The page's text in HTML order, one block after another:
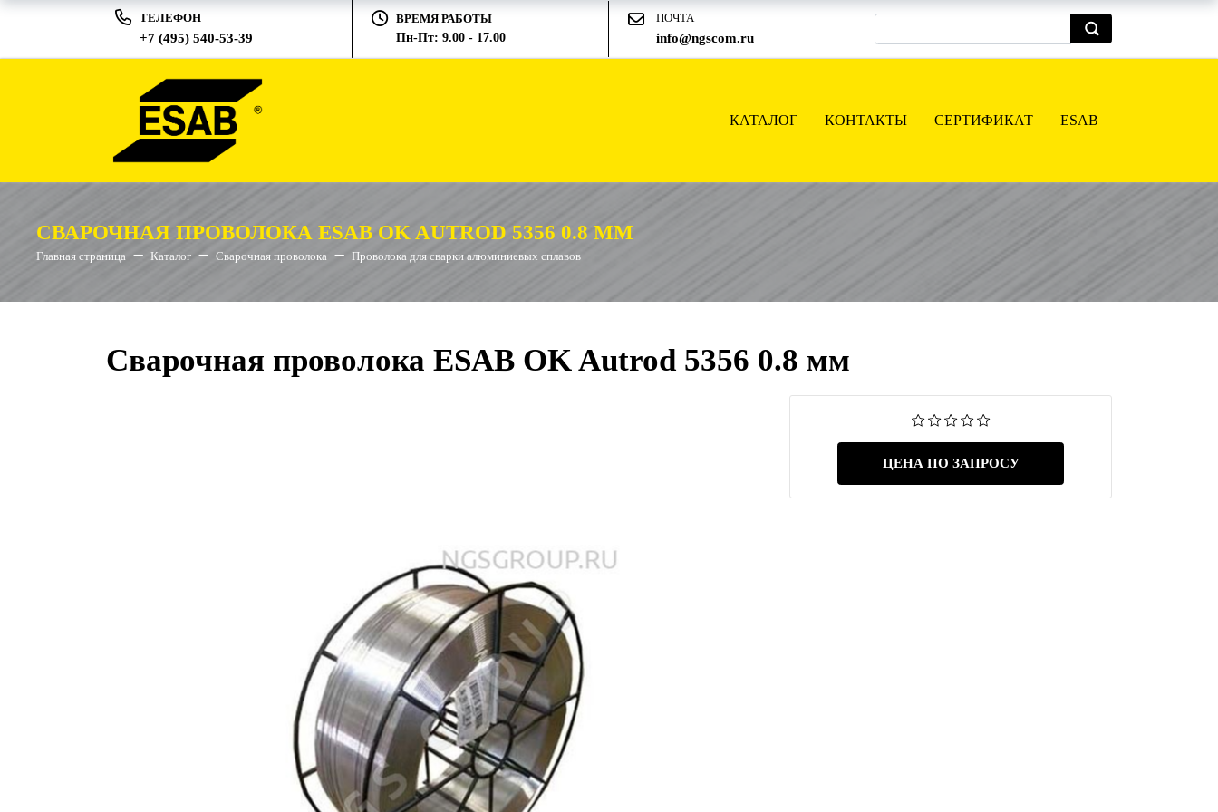
ТЕЛЕФОН
+7 (495) 540-53-39
ВРЕМЯ РАБОТЫ
Пн-Пт: 9.00 - 17.00
ПОЧТА
info@ngscom.ru
КАТАЛОГ КОНТАКТЫ СЕРТИФИКАТ ESAB
СВАРОЧНАЯ ПРОВОЛОКА ESAB OK AUTROD 5356 0.8 ММ
Главная страница Каталог Сварочная проволока Проволока для сварки алюминиевых сплавов
Сварочная проволока ESAB OK Autrod 5356 0.8 мм
ЦЕНА ПО ЗАПРОСУ